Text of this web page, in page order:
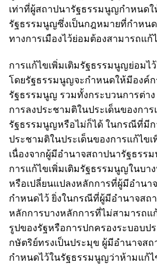
เท่าที่ผู้สถาปนารัฐธรรมนูญกำหนดใ
รัฐธรรมนูญซึ่งเป็นกฎหมายที่กำหนด
ทางการเมืองไว้ย่อมต้องสามารถแก้
การแก้ไขเพิ่มเติมรัฐธรรมนูญย่อมไ
โดยรัฐธรรมนูญจะกำหนดให้มีองค์ก
รัฐธรรมนูญ รวมทั้งกระบวนการต่าง
การลงประชามติในประเด็นของการ
รัฐธรรมนูญหรือไม่ก็ได้ ในกรณีที่มี
ประชามติในประเด็นของการแก้ไข
เนื่องจากผู้มีอำนาจสถาปนารัฐธรร
การแก้ไขเพิ่มเติมรัฐธรรมนูญในบา
หรือเปลี่ยนแปลงหลักการที่ผู้มีอำนา
กำหนดไว้ ยิ่งในกรณีที่ผู้มีอำนาจสถ
หลักการบางหลักการที่ไม่สามารถแ
รูปของรัฐหรือการปกครองระบอบป
กษัตริย์ทรงเป็นประมุข ผู้มีอำนาจส
กำหนดไว้ในรัฐธรรมนูญว่าห้ามแก้